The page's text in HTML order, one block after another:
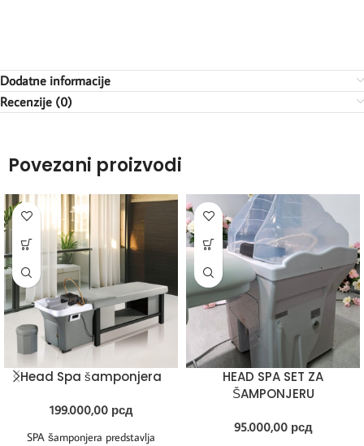
Dodatne informacije
Recenzije (0)
Povezani proizvodi
Head Spa šamponjera
199.000,00 рсд
SPA šamponjera predstavlja
HEAD SPA SET ZA
ŠAMPONJERU
95.000,00 рсд